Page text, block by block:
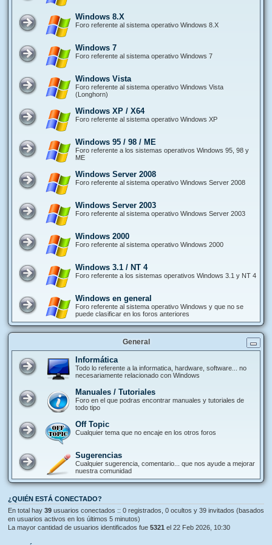
Windows 8.X
Foro referente al sistema operativo Windows 8.X
Windows 7
Foro referente al sistema operativo Windows 7
Windows Vista
Foro referente al sistema operativo Windows Vista
(Longhorn)
Windows XP / X64
Foro referente al sistema operativo Windows XP
Windows 95 / 98 / ME
Foro referente a los sistemas operativos Windows 95, 98 y
ME
Windows Server 2008
Foro referente al sistema operativo Windows Server 2008
Windows Server 2003
Foro referente al sistema operativo Windows Server 2003
Windows 2000
Foro referente al sistema operativo Windows 2000
Windows 3.1 / NT 4
Foro referente a los sistemas operativos Windows 3.1 y NT 4
Windows en general
Foro referente al sistema operativo Windows y que no se
puede clasificar en los foros anteriores
General
Informática
Todo lo referente a la informatica, hardware, software... no
necesariamente relacionado con Windows
Manuales / Tutoriales
Foro en el que podras encontrar manuales y tutoriales de
todo tipo
Off Topic
Cualquier tema que no encaje en los otros foros
Sugerencias
Cualquier sugerencia, comentario... que nos ayude a mejorar
nuestra comunidad
¿QUIÉN ESTÁ CONECTADO?
En total hay 39 usuarios conectados :: 0 registrados, 0 ocultos y 39 invitados (basados
en usuarios activos en los últimos 5 minutos)
La mayor cantidad de usuarios identificados fue 5321 el 22 Feb 2026, 10:30